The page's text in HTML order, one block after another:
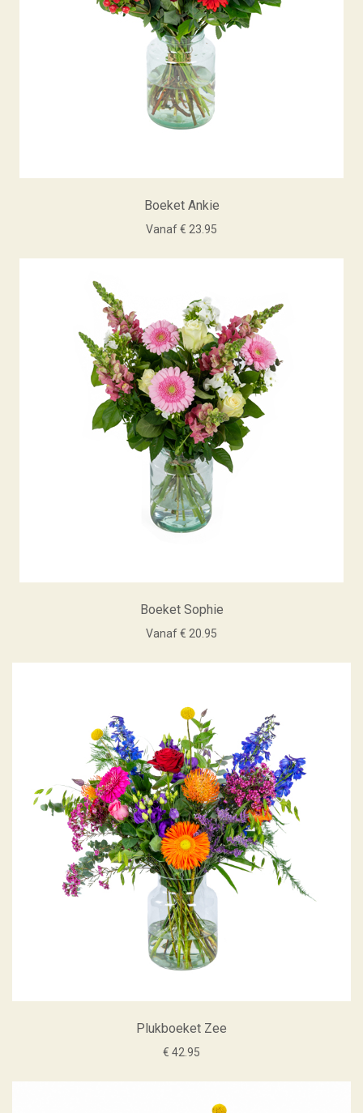
Boeket Ankie
Vanaf € 23.95
Boeket Sophie
Vanaf € 20.95
Plukboeket Zee
€ 42.95